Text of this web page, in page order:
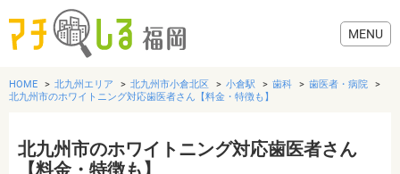
グルメ
HOME 北九州エリア 北九州市小倉北区 小倉駅 歯科
歯医者・病院
北九州市のホワイトニング対応歯医者さん【料金・特徴も】
北九州市のホワイトニング対応歯医者さん
【料金・特徴も】